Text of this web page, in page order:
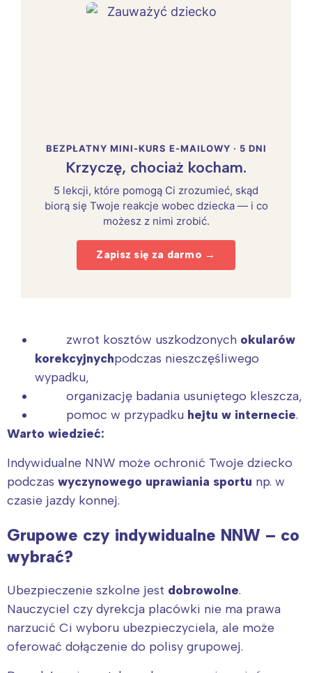
BEZPŁATNY MINI-KURS E-MAILOWY · 5 DNI
Krzyczę, chociaż kocham.
5 lekcji, które pomogą Ci zrozumieć, skąd
biorą się Twoje reakcje wobec dziecka — i co
możesz z nimi zrobić.
Zapisz się za darmo →
zwrot kosztów uszkodzonych okularów
korekcyjnychpodczas nieszczęśliwego
wypadku,
organizację badania usuniętego kleszcza,
pomoc w przypadku hejtu w internecie.
Warto wiedzieć:
Indywidualne NNW może ochronić Twoje dziecko
podczas wyczynowego uprawiania sportu np. w
czasie jazdy konnej.
Grupowe czy indywidualne NNW – co
wybrać?
Ubezpieczenie szkolne jest dobrowolne.
Nauczyciel czy dyrekcja placówki nie ma prawa
narzucić Ci wyboru ubezpieczyciela, ale może
oferować dołączenie do polisy grupowej.